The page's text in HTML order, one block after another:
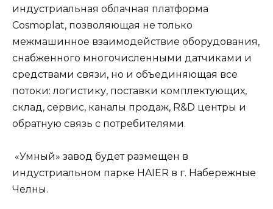
индустриальная облачная платформа
Cosmoplat, позволяющая не только
межмашинное взаимодействие оборудования,
снабженного многочисленными датчиками и
средствами связи, но и объединяющая все
потоки: логистику, поставки комплектующих,
склад, сервис, каналы продаж, R&D центры и
обратную связь с потребителями.
«Умный» завод будет размещен в
индустриальном парке HAIER в г. Набережные
Челны.